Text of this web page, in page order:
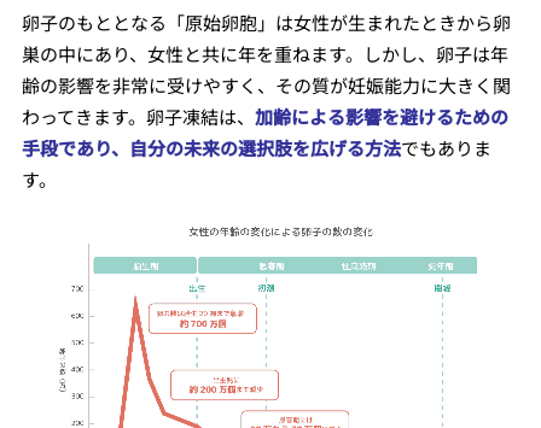
卵子のもととなる「原始卵胞」は女性が生まれたときから卵
巣の中にあり、女性と共に年を重ねます。しかし、卵子は年
齢の影響を非常に受けやすく、その質が妊娠能力に大きく関
わってきます。卵子凍結は、 加齢による影響を避けるための
手段であり、自分の未来の選択肢を広げる方法でもありま
す。